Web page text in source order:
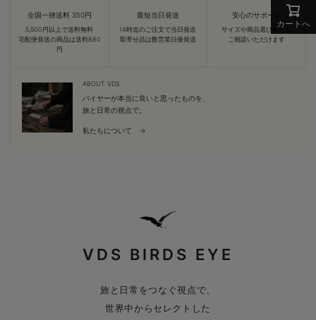
カートへ
全国一律送料 350円
5,500円以上で送料無料
宅配便発送の商品は送料880
円
最短当日発送
14時迄のご注文で当日発送
取寄せ品は数営業日後発送
安心のサポート
サイズや商品選びなども
ご相談いただけます
ABOUT VDS
バイヤーが本当に良いと思ったものを、
旅と日常の視点で。
私たちについて →
VDS BIRDS EYE
旅と日常をつなぐ視点で、
世界中からセレクトした